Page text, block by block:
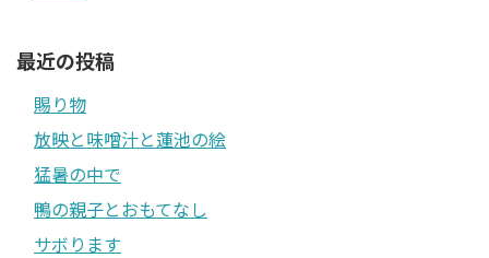
最近の投稿
賜り物
放映と味噌汁と蓮池の絵
猛暑の中で
鴨の親子とおもてなし
サボります